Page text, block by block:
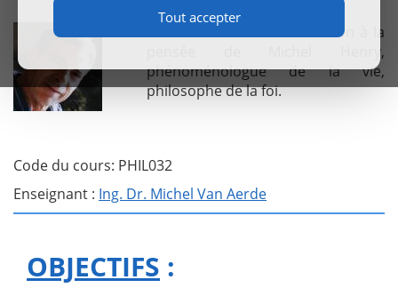
Tout accepter
Ce cours est une introduction à la
pensée de Michel Henry,
phénoménologue de la vie,
philosophe de la foi.
Code du cours: PHIL032
Enseignant : Ing. Dr. Michel Van Aerde
OBJECTIFS :